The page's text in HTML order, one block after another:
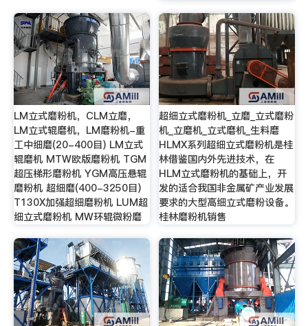
LM立式磨粉机，CLM立磨，
LM立式辊磨机，LM磨粉机-重
工中细磨(20-400目) LM立式
辊磨机 MTW欧版磨粉机 TGM
超压梯形磨粉机 YGM高压悬辊
磨粉机 超细磨(400-3250目)
T130X加强超细磨粉机 LUM超
细立式磨粉机 MW环辊微粉磨
超细立式磨粉机_立磨_立式磨粉
机_立磨机_立式磨机_生料磨
HLMX系列超细立式磨粉机是桂
林借鉴国内外先进技术，在
HLM立式磨粉机的基础上，开
发的适合我国非金属矿产业发展
要求的大型高细立式磨粉设备。
桂林磨粉机销售